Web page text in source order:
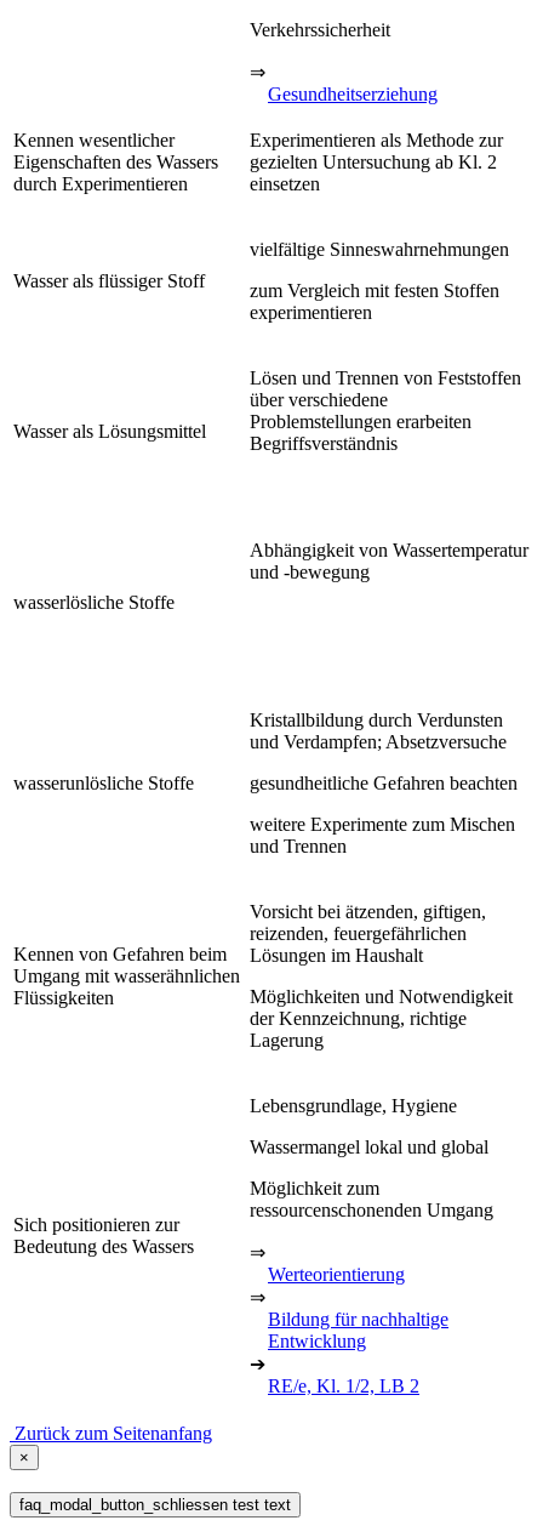
Verkehrssicherheit
⇒
Gesundheitserziehung
Kennen wesentlicher
Eigenschaften des Wassers
durch Experimentieren
Experimentieren als Methode zur
gezielten Untersuchung ab Kl. 2
einsetzen
Wasser als flüssiger Stoff
vielfältige Sinneswahrnehmungen
zum Vergleich mit festen Stoffen
experimentieren
Wasser als Lösungsmittel
Lösen und Trennen von Feststoffen
über verschiedene
Problemstellungen erarbeiten
Begriffsverständnis
wasserlösliche Stoffe
Abhängigkeit von Wassertemperatur
und -bewegung
wasserunlösliche Stoffe
Kristallbildung durch Verdunsten
und Verdampfen; Absetzversuche
gesundheitliche Gefahren beachten
weitere Experimente zum Mischen
und Trennen
Kennen von Gefahren beim
Umgang mit wasserähnlichen
Flüssigkeiten
Vorsicht bei ätzenden, giftigen,
reizenden, feuergefährlichen
Lösungen im Haushalt
Möglichkeiten und Notwendigkeit
der Kennzeichnung, richtige
Lagerung
Sich positionieren zur
Bedeutung des Wassers
Lebensgrundlage, Hygiene
Wassermangel lokal und global
Möglichkeit zum
ressourcenschonenden Umgang
⇒
Werteorientierung
⇒
Bildung für nachhaltige
Entwicklung
➔
RE/e, Kl. 1/2, LB 2
Zurück zum Seitenanfang
×
faq_modal_button_schliessen test text